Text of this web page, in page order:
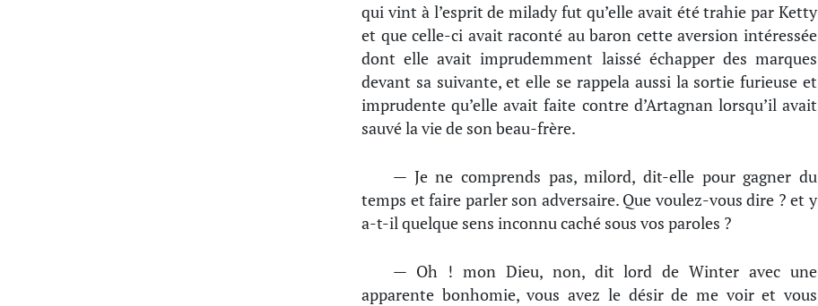
qui vint à l’esprit de milady fut qu’elle avait été trahie par Ketty
et que celle-ci avait raconté au baron cette aversion intéressée
dont elle avait imprudemment laissé échapper des marques
devant sa suivante, et elle se rappela aussi la sortie furieuse et
imprudente qu’elle avait faite contre d’Artagnan lorsqu’il avait
sauvé la vie de son beau-frère.
— Je ne comprends pas, milord, dit-elle pour gagner du
temps et faire parler son adversaire. Que voulez-vous dire ? et y
a-t-il quelque sens inconnu caché sous vos paroles ?
— Oh ! mon Dieu, non, dit lord de Winter avec une
apparente bonhomie, vous avez le désir de me voir et vous